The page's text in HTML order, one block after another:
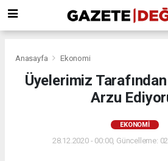
Anasayfa Ekonomi
Üyelerimiz
Arzu
EKONOMI
28.12.2020 - 00:00, Güncelleme: